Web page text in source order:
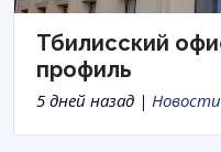
Тбилисский
профиль
5 дней назад | Новости